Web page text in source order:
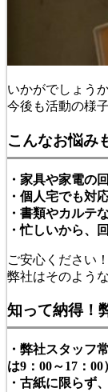
いかがでしょう
今後も活動の様
こんなお悩み
・家具や家電の
・個人宅でも対
・書類やカルテ
・忙しいから、
ご安心ください！
弊社はそのよう
知って納得！
・弊社スタッフ
は9：00～17：00
・古紙に限らず